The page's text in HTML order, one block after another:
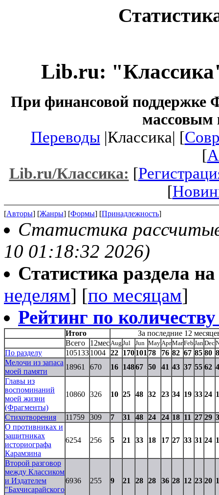
Lib.ru:
При финансовой поддержке
массовым
Переводы|Классика| [
[
Lib.ru/Классика: [
[
[Авторы] [Жанры] [Формы] [Принадлежность]
Статистика
10 01:18:32 2026)
Статистика раздела
неделям] [по месяцам]
Рейтинг по
Итого
За последние 12
Всего
12мес Aug Jul Jun May AprMarFeb Jan Dec
По разделу 1051331004 22 170101 78 76 82 67 85 80
Мелочи из запаса
моей памяти
18961 670 16 14867 50 41 43 37 55 62
Главы из
воспоминаний
моей жизни
(Фрагменты)
10860 326 10 25 48 32 23 34 19 33 24
Стихотворения 11759 309 7 31 48 24 24 18 11 27 29
О противниках и
защитниках
историографа
Карамзина
6254 256 5 21 33 18 17 27 33 31 24
Второй разговор
между Классиком
и Издателем
"Бахчисарайского
6936 255 9 21 28 28 36 28 12 23 20